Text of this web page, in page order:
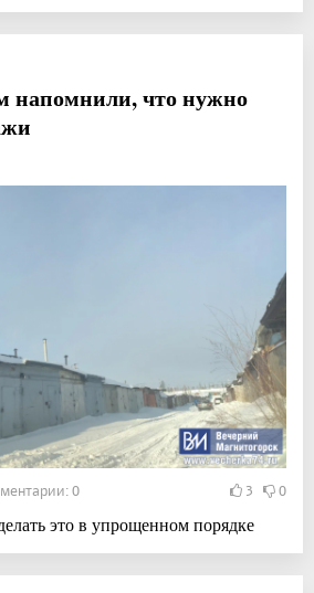
напомнили, что нужно
0 3 0
это в упрощенном порядке